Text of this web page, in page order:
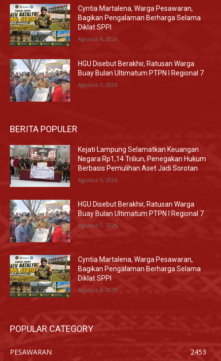
Cyntia Martalena, Warga Pesawaran,
Bagikan Pengalaman Berharga Selama
Diklat SPPI
Agustus 4, 2026
HGU Disebut Berakhir, Ratusan Warga
Buay Bulan Ultimatum PTPN I Regional 7
Agustus 1, 2026
BERITA POPULER
Kejati Lampung Selamatkan Keuangan
Negara Rp1,14 Triliun, Penegakan Hukum
Berbasis Pemulihan Aset Jadi Sorotan
Agustus 5, 2026
HGU Disebut Berakhir, Ratusan Warga
Buay Bulan Ultimatum PTPN I Regional 7
Agustus 1, 2026
Cyntia Martalena, Warga Pesawaran,
Bagikan Pengalaman Berharga Selama
Diklat SPPI
Agustus 4, 2026
POPULAR CATEGORY
PESAWARAN
2453